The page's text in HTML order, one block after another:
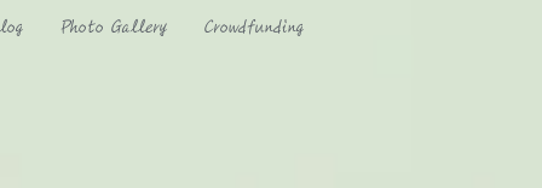
Photo Gallery Crowdfunding